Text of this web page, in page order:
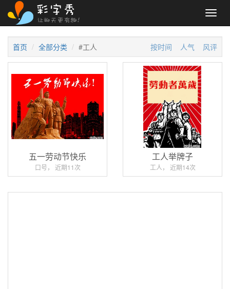
首页 全部分类 #工人 按时间 人气 风评
五一劳动节快乐
口号， 近期11次
工人举牌子
工人， 近期14次